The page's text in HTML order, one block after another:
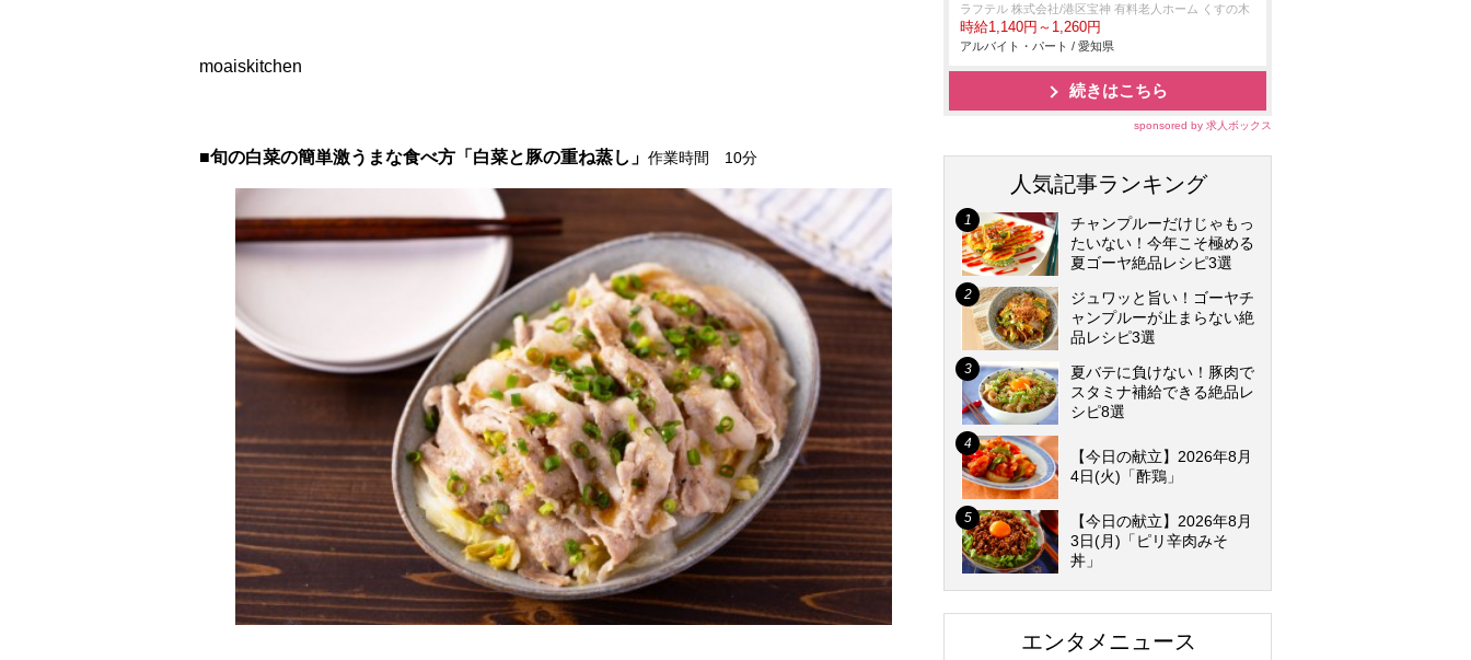
moaiskitchen
■旬の白菜の簡単激うまな食べ方「白菜と豚の重ね蒸し」 作業時間 10分
ラフテル 株式会社/港区宝神 有料老人ホーム くすの木
時給1,140円～1,260円
アルバイト・パート / 愛知県
続きはこちら
sponsored by 求人ボックス
人気記事ランキング
チャンプルーだけじゃもっ
たいない！今年こそ極める
夏ゴーヤ絶品レシピ3選
ジュワッと旨い！ゴーヤチ
ャンプルーが止まらない絶
品レシピ3選
夏バテに負けない！豚肉で
スタミナ補給できる絶品レ
シピ8選
【今日の献立】2026年8月
4日(火)「酢鶏」
【今日の献立】2026年8月
3日(月)「ピリ辛肉みそ
丼」
エンタメニュース